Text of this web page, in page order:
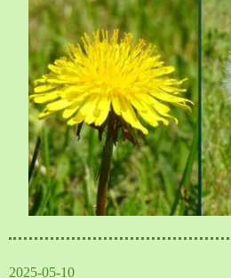
2025-05-10